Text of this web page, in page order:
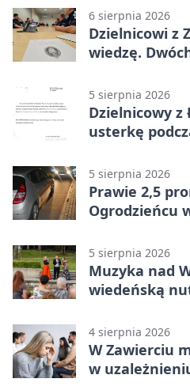
6 sierpnia 2026
Dzielnicowi z
wiedzę.
5 sierpnia 2026
Dzielnicowy z
usterkę
5 sierpnia 2026
Prawie 2,5
Ogrodzieńcu
5 sierpnia 2026
Muzyka nad
wiedeńską
4 sierpnia 2026
W Zawierciu
w